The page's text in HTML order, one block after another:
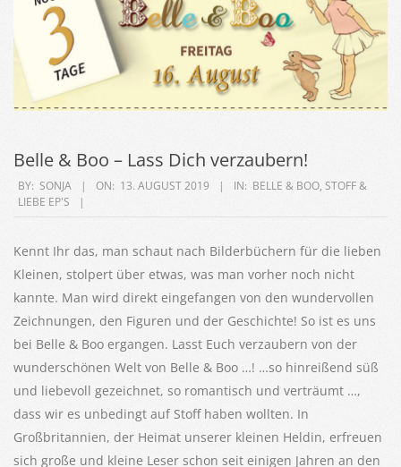
Belle & Boo – Lass Dich verzaubern!
2019-
08-
BY: SONJA ON: 13. AUGUST 2019 IN: BELLE & BOO, STOFF &
LIEBE EP'S
Kennt Ihr das, man schaut nach Bilderbüchern für die lieben
Kleinen, stolpert über etwas, was man vorher noch nicht
kannte. Man wird direkt eingefangen von den wundervollen
Zeichnungen, den Figuren und der Geschichte! So ist es uns
bei Belle & Boo ergangen. Lasst Euch verzaubern von der
wunderschönen Welt von Belle & Boo …! …so hinreißend süß
und liebevoll gezeichnet, so romantisch und verträumt …,
dass wir es unbedingt auf Stoff haben wollten. In
Großbritannien, der Heimat unserer kleinen Heldin, erfreuen
sich große und kleine Leser schon seit einigen Jahren an den